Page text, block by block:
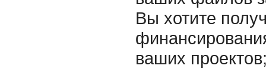
Вы хотите
ваших